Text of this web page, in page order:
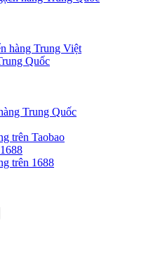
hàng Trung Việt
Quốc
Trung Quốc
trên Taobao
trên 1688